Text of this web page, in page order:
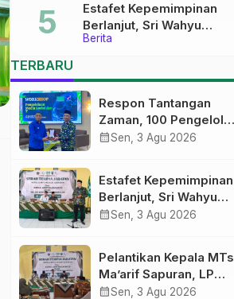
Berita
Estafet Kepemimpinan
Berlanjut, Sri Wahyu
Susilowati Resmi Pimpin
TERBARU
Respon Tantangan
Zaman, 100 Pengelola
Medsos Sekolah
Digital
calendar_monthSen, 3 Agu 2026
Estafet Kepemimpinan
Berlanjut, Sri Wahyu
Susilowati Resmi
calendar_monthSen, 3 Agu 2026
Pelantikan Kepala MTs
Ma’arif Sapuran, LP
Ma’arif NU Wonosobo
calendar_monthSen, 3 Agu 2026